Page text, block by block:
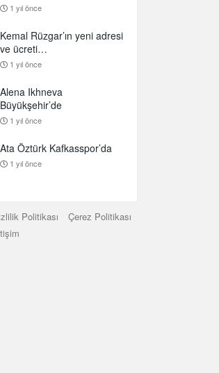
1 yıl önce
Kemal Rüzgar’ın yeni adresi
ve ücreti…
1 yıl önce
Alena Ikhneva
Büyükşehir’de
1 yıl önce
Ata Öztürk Kafkasspor’da
1 yıl önce
Politikası
Çerez Politikası